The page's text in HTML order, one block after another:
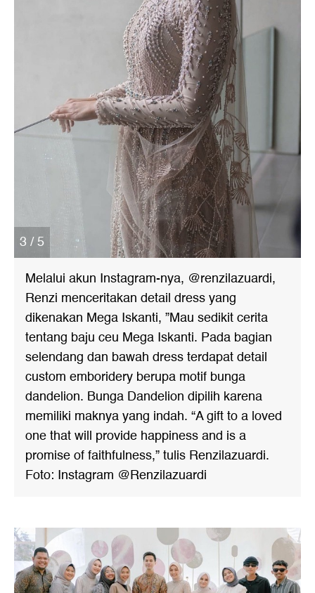
3 / 5
Melalui akun Instagram-nya, @renzilazuardi,
Renzi menceritakan detail dress yang
dikenakan Mega Iskanti, ”Mau sedikit cerita
tentang baju ceu Mega Iskanti. Pada bagian
selendang dan bawah dress terdapat detail
custom emboridery berupa motif bunga
dandelion. Bunga Dandelion dipilih karena
memiliki maknya yang indah. “A gift to a loved
one that will provide happiness and is a
promise of faithfulness,” tulis Renzilazuardi.
Foto: Instagram @Renzilazuardi